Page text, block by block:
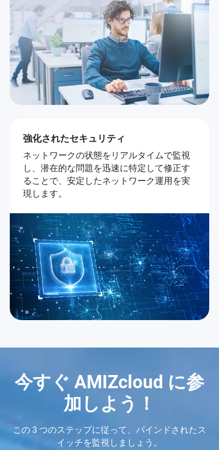
強化されたセキュリティ
ネットワークの状態をリアルタイムで監視
し、潜在的な問題を迅速に特定して修正す
ることで、安定したネットワーク運用を実
現します。
今すぐ AMIZcloud に参
加しよう！
この 3 つのステップに従って、バインドされたス
イッチを監視しましょう。